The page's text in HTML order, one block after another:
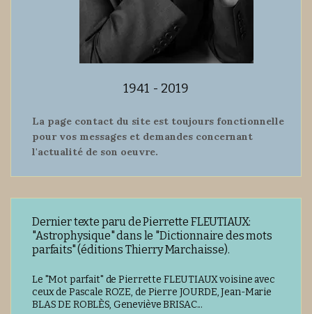
1941 - 2019
La page contact du site est toujours fonctionnelle
pour vos messages et demandes concernant
l'actualité de son oeuvre.
Dernier texte paru de Pierrette FLEUTIAUX:
"Astrophysique" dans le "Dictionnaire des mots
parfaits" (éditions Thierry Marchaisse).
Le "Mot parfait" de Pierrette FLEUTIAUX voisine avec
ceux de Pascale ROZE, de Pierre JOURDE, Jean-Marie
BLAS DE ROBLÈS, Geneviève BRISAC...